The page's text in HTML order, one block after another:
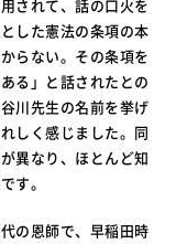
されて、話の口火を
した憲法の条項の本
らない。その条項を
る」と話されたとの
川先生の名前を挙げ
しく感じました。同
異なり、ほとんど知
す。
の恩師で、早稲田時